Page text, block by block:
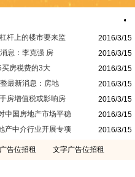
杆上的楼市要来监
2016/3/15
息：李克强 房
2016/3/15
房税费的3大
2016/3/15
最新消息：房地
2016/3/15
房增值税或影响房
2016/3/15
中国房地产市场平稳
2016/3/15
产中介行业开展专项
2016/3/15
位招租 文字广告位招租